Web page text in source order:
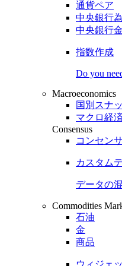
通貨ペア
中央銀行
中央銀行
指数作成
Do you
Macroeconomics
国別スナ
マクロ経済
Consensus
コンセン
カスタム
データの
Commodities
石油
金
商品
ウィジェ